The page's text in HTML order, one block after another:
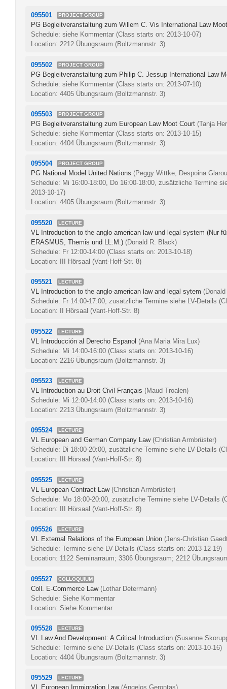
095501 PROJECT GROUP
PG Begleitveranstaltung zum Willem C. Vis International Law
Schedule: siehe Kommentar (Class starts on: 2013-10-07)
Location: 2212 Übungsraum (Boltzmannstr. 3)
095502 PROJECT GROUP
PG Begleitveranstaltung zum Philip C. Jessup International Law
Schedule: siehe Kommentar (Class starts on: 2013-07-10)
Location: 4405 Übungsraum (Boltzmannstr. 3)
095503 PROJECT GROUP
PG Begleitveranstaltung zum European Law Moot Court (Tanja
Schedule: siehe Kommentar (Class starts on: 2013-10-15)
Location: 4404 Übungsraum (Boltzmannstr. 3)
095504 PROJECT GROUP
PG National Model United Nations (Peggy Wittke; Despoina
Schedule: Mi 16:00-18:00, Do 16:00-18:00, zusätzliche Termine
2013-10-17)
Location: 4405 Übungsraum (Boltzmannstr. 3)
095520 LECTURE
VL Introduction to the anglo-american law und legal system (Nur
ERASMUS, Themis und LL.M.) (Donald R. Black)
Schedule: Fr 12:00-14:00 (Class starts on: 2013-10-18)
Location: III Hörsaal (Vant-Hoff-Str. 8)
095521 LECTURE
VL Introduction to the anglo-american law and legal sytem
Schedule: Fr 14:00-17:00, zusätzliche Termine siehe LV-Details
Location: II Hörsaal (Vant-Hoff-Str. 8)
095522 LECTURE
VL Introducción al Derecho Espanol (Ana Maria Mira Lux)
Schedule: Mi 14:00-16:00 (Class starts on: 2013-10-16)
Location: 2216 Übungsraum (Boltzmannstr. 3)
095523 LECTURE
VL Introduction au Droit Civil Français (Maud Troalen)
Schedule: Mi 12:00-14:00 (Class starts on: 2013-10-16)
Location: 2213 Übungsraum (Boltzmannstr. 3)
095524 LECTURE
VL European and German Company Law (Christian Armbrüster)
Schedule: Di 18:00-20:00, zusätzliche Termine siehe LV-Details
Location: III Hörsaal (Vant-Hoff-Str. 8)
095525 LECTURE
VL European Contract Law (Christian Armbrüster)
Schedule: Mo 18:00-20:00, zusätzliche Termine siehe LV-Details
Location: III Hörsaal (Vant-Hoff-Str. 8)
095526 LECTURE
VL External Relations of the European Union (Jens-Christian
Schedule: Termine siehe LV-Details (Class starts on: 2013-12-19)
Location: 1122 Seminarraum; 3306 Übungsraum; 2212
095527 COLLOQUIUM
Coll. E-Commerce Law (Lothar Determann)
Schedule: Siehe Kommentar
Location: Siehe Kommentar
095528 LECTURE
VL Law And Development: A Critical Introduction (Susanne
Schedule: Termine siehe LV-Details (Class starts on: 2013-10-16)
Location: 4404 Übungsraum (Boltzmannstr. 3)
095529 LECTURE
VL European Immigration Law (Angelos Gerontas)